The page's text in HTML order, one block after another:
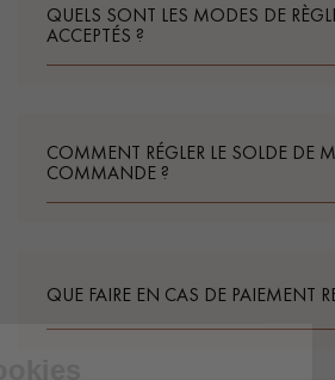
QUELS SONT LES MODES DE
ACCEPTÉS ?
COMMENT RÉGLER LE SOLDE DE
COMMANDE ?
QUE FAIRE EN CAS DE PAIEMENT